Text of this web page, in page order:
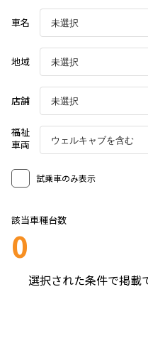
車名
地域
店舗
福祉
車両
試乗車のみ表示
該当車種台数
0
選択された条件で掲載